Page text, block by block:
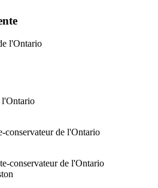
l'Ontario
l'Ontario
conservateur de l'Ontario
conservateur de l'Ontario